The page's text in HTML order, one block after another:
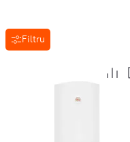
Boilere ItalThermo
Boilere 30 litri
Filtru